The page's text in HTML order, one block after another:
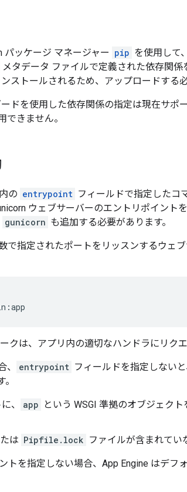
パッケージ マネージャー pip を使用して
メタデータ ファイルで定義された依存関
ストールされるため、アップロードする
ドを使用した依存関係の指定は現在サポ
できません。
の entrypoint フィールドで指定したコ
ウェブサーバーのエントリポイント
gunicorn も追加する必要があります。
で指定されたポートをリッスンするウェ
:app
クは、アプリ内の適切なハンドラにリク
entrypoint フィールドを指定しない
、 app という WSGI 準拠のオブジェクト
は Pipfile.lock ファイルが含まれてい
トを指定しない場合、App Engine はデフ